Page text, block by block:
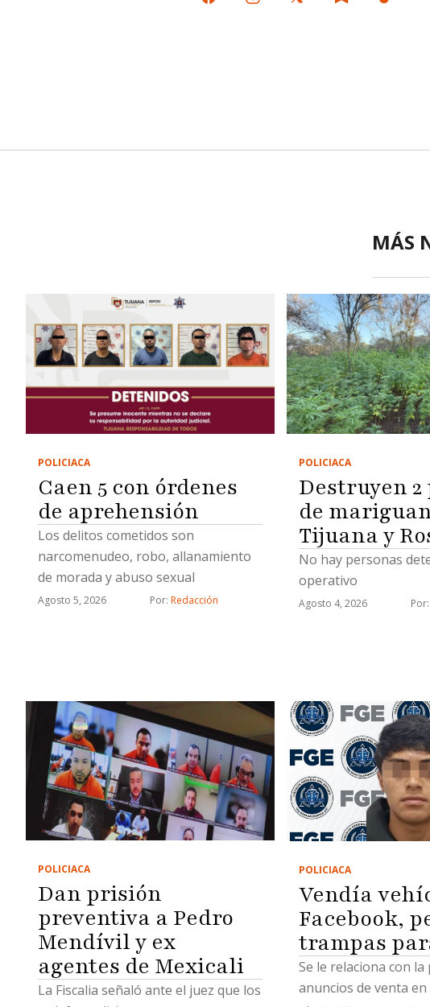
MÁS
POLICIACA
Caen 5 con órdenes
de aprehensión
Los delitos cometidos son
narcomenudeo, robo, allanamiento
de morada y abuso sexual
Agosto 5, 2026 Por: Redacción
POLICIACA
Destruyen
de
Tijuana y
No hay personas
operativo
Agosto 4, 2026
POLICIACA
Dan prisión
preventiva a Pedro
Mendívil y ex
agentes de Mexicali
La Fiscalia señaló ante el juez que los
POLICIACA
Vendía
Facebook,
trampas
Se le relaciona con la
anuncios de venta en